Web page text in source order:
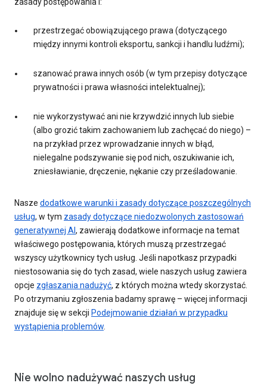
zasady postępowania i:
przestrzegać obowiązującego prawa (dotyczącego
między innymi kontroli eksportu, sankcji i handlu ludźmi);
szanować prawa innych osób (w tym przepisy dotyczące
prywatności i prawa własności intelektualnej);
nie wykorzystywać ani nie krzywdzić innych lub siebie
(albo grozić takim zachowaniem lub zachęcać do niego) –
na przykład przez wprowadzanie innych w błąd,
nielegalne podszywanie się pod nich, oszukiwanie ich,
zniesławianie, dręczenie, nękanie czy prześladowanie.
Nasze dodatkowe warunki i zasady dotyczące poszczególnych
usług, w tym zasady dotyczące niedozwolonych zastosowań
generatywnej AI, zawierają dodatkowe informacje na temat
właściwego postępowania, których muszą przestrzegać
wszyscy użytkownicy tych usług. Jeśli napotkasz przypadki
niestosowania się do tych zasad, wiele naszych usług zawiera
opcje zgłaszania nadużyć, z których można wtedy skorzystać.
Po otrzymaniu zgłoszenia badamy sprawę – więcej informacji
znajduje się w sekcji Podejmowanie działań w przypadku
wystąpienia problemów.
Nie wolno nadużywać naszych usług